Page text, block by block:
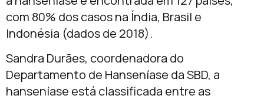
com 80% dos casos na Índia, Brasil e
Indonésia (dados de 2018).
Sandra Durães, coordenadora do
Departamento de Hanseníase da SBD, a
hanseníase está classificada entre as